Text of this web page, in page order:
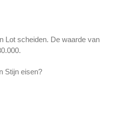
Lot scheiden. De waarde van
Stijn eisen?